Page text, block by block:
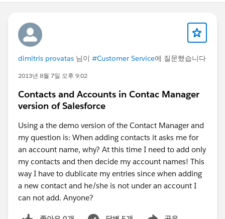
dimitris provatas 님이 #Customer Service에 질문했습니다
2013년 8월 7일 오후 9:02
Contacts and Accounts in Contac Manager
version of Salesforce
Using a the demo version of the Contact Manager and
my question is: When adding contacts it asks me for
an account name, why? At this time I need to add only
my contacts and then decide my account names! This
way I have to dublicate my entries since when adding
a new contact and he/she is not under an account I
can not add. Anyone?